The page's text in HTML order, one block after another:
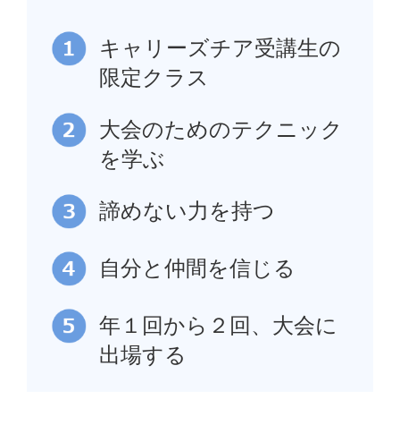
キャリーズチア受講生の
限定クラス
大会のためのテクニック
を学ぶ
諦めない力を持つ
自分と仲間を信じる
年１回から２回、大会に
出場する